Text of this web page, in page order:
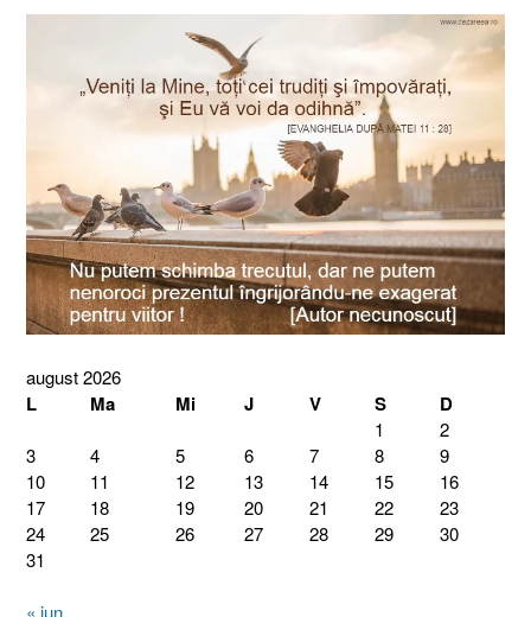
august 2026
L Ma Mi J V S D
1
2
3
4 5 6 7 8
9
10
11 12 13 14 15
16
17
18 19 20 21 22
23
24
25 26 27 28 29
30
31
« iun.